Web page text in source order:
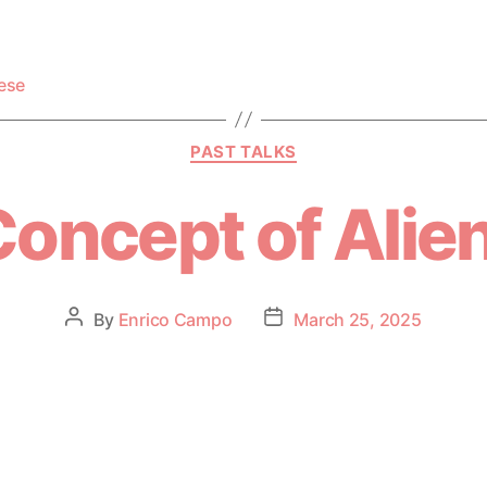
PAST TALKS
of
By Enrico Campo March 25, 2025